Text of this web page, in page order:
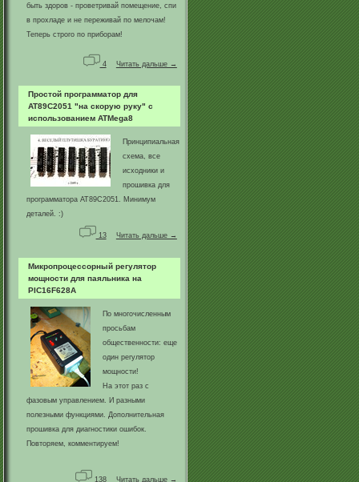
быть здоров - проветривай помещение, спи
в прохладе и не переживай по мелочам!
Теперь строго по приборам!
4 Читать дальше →
Простой программатор для
AT89C2051 "на скорую руку" с
использованием ATMega8
Принципиальная
схема, все
исходники и
прошивка для
программатора AT89C2051. Минимум
деталей. :)
13 Читать дальше →
Микропроцессорный регулятор
мощности для паяльника на
PIC16F628A
По многочисленным
просьбам
общественности: еще
один регулятор
мощности!
На этот раз с
фазовым управлением. И разными
полезными функциями. Дополнительная
прошивка для диагностики ошибок.
Повторяем, комментируем!
138 Читать дальше →